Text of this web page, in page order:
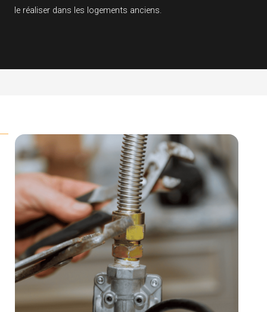
le réaliser dans les logements anciens.
JMG-AMO